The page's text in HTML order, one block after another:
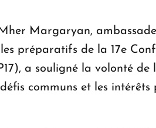
d'Arménie ouvrira ses
Margaryan,
préparatifs de la 17e
a souligné la volonté de
communs et les intérêts